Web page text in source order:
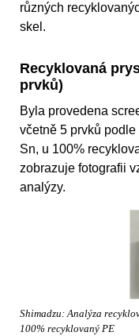
různých
skel.
Recyklovaná
prvků)
Byla provedena
včetně 5 prvků
Sn, u 100%
zobrazuje fotografii
analýzy.
Shimadzu: Analýza
100% recyklovaný PE